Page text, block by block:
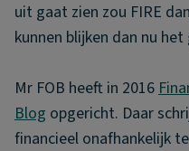
uit gaat zien zou FIRE
kunnen blijken dan nu het
Mr FOB heeft in 2016
Blog opgericht. Daar
financieel onafhankelijk